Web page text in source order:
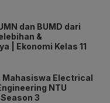
dan BUMD dari
&
| Ekonomi Kelas 11
Mahasiswa Electrical
NTU
3